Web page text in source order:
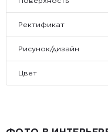
Ректификат
Рисунок/дизайн
Цвет